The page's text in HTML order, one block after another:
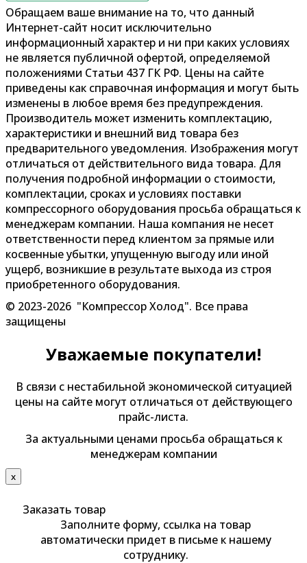
Обращаем ваше внимание на то, что данный
Интернет-сайт носит исключительно
информационный характер и ни при каких условиях
не является публичной офертой, определяемой
положениями Статьи 437 ГК РФ. Цены на сайте
приведены как справочная информация и могут быть
изменены в любое время без предупреждения.
Производитель может изменить комплектацию,
характеристики и внешний вид товара без
предварительного уведомления. Изображения могут
отличаться от действительного вида товара. Для
получения подробной информации о стоимости,
комплектации, сроках и условиях поставки
компрессорного оборудования просьба обращаться к
менеджерам компании. Наша компания не несет
ответственности перед клиентом за прямые или
косвенные убытки, упущенную выгоду или иной
ущерб, возникшие в результате выхода из строя
приобретенного оборудования.
© 2023-2026 "Компрессор Холод". Все права
защищены
Уважаемые покупатели!
В связи с нестабильной экономической ситуацией
цены на сайте могут отличаться от действующего
прайс-листа.
За актуальными ценами просьба обращаться к
менеджерам компании
х
Заказать товар
Заполните форму, ссылка на товар
автоматически придет в письме к нашему
сотруднику.